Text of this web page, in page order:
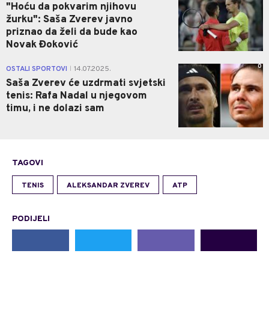
"Hoću da pokvarim njihovu
žurku": Saša Zverev javno
priznao da želi da bude kao
Novak Đoković
OSTALI SPORTOVI 14.07.2025.
Saša Zverev će uzdrmati svjetski
tenis: Rafa Nadal u njegovom
timu, i ne dolazi sam
0
TAGOVI
TENIS ALEKSANDAR ZVEREV ATP
PODIJELI